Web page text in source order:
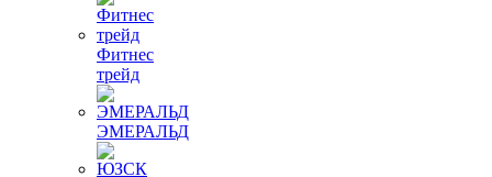
Фитнес
трейд
ЭМЕРАЛЬД